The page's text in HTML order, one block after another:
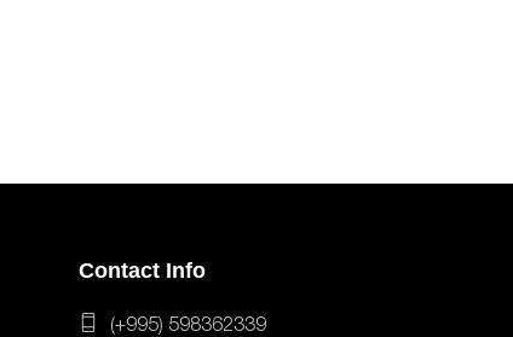
Contact Info
(+995) 598362339